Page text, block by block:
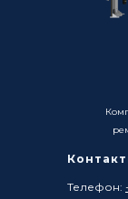
Телефон: